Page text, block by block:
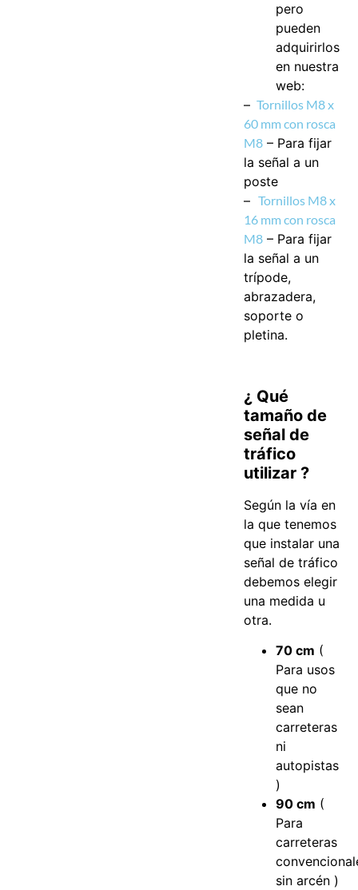
pero
pueden
adquirirlos
en nuestra
web:
– Tornillos M8 x
60 mm con rosca
M8 – Para fijar
la señal a un
poste
–Tornillos M8 x
16 mm con rosca
M8 – Para fijar
la señal a un
trípode,
abrazadera,
soporte o
pletina.
¿ Qué
tamaño de
señal de
tráfico
utilizar ?
Según la vía en
la que tenemos
que instalar una
señal de tráfico
debemos elegir
una medida u
otra.
70 cm (
Para usos
que no
sean
carreteras
ni
autopistas
)
90 cm (
Para
carreteras
sin arcén )